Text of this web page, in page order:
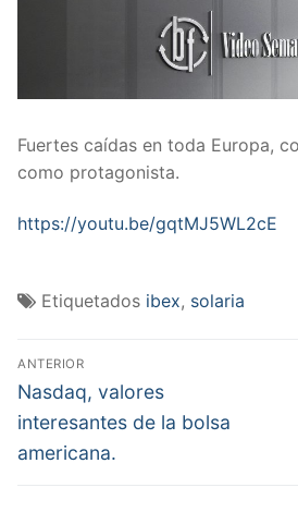
Fuertes caídas en toda Europa,
como protagonista.
https://youtu.be/gqtMJ5WL2cE
Etiquetados ibex, solaria
Navegación
de
entradas
ANTERIOR
Entrada
anterior:
Nasdaq, valores
interesantes de la bolsa
americana.